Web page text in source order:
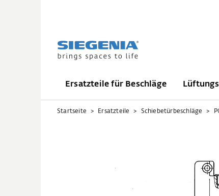
Ersatzteile für Beschläge
Startseite Ersatzteile Schiebetürbeschläge